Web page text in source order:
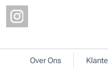
Over Ons